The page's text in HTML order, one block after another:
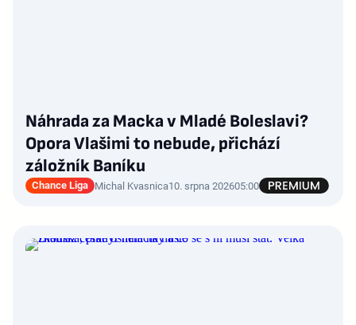
Náhrada za Macka v Mladé Boleslavi?
Opora Vlašimi to nebude, přichází
záložník Baníku
Chance Liga Michal Kvasnica10. srpna 202605:00